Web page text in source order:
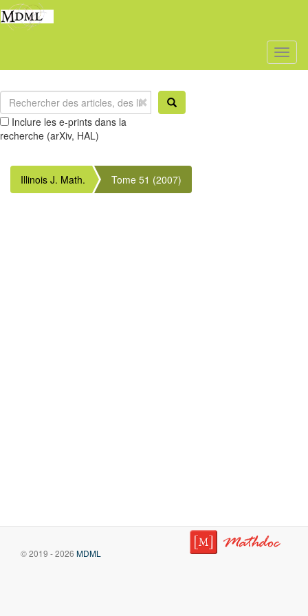
Inclure les e-prints dans la
recherche (arXiv, HAL)
Illinois J. Math. Tome 51 (2007)
© 2019 - 2026 MDML